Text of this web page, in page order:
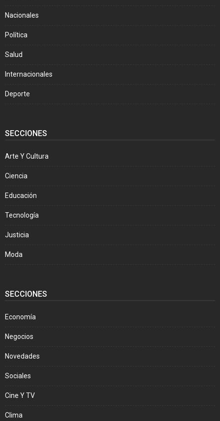
Nacionales
Política
Salud
Internacionales
Deporte
SECCIONES
Arte Y Cultura
Ciencia
Educación
Tecnología
Justicia
Moda
SECCIONES
Economía
Negocios
Novedades
Sociales
Cine Y TV
Clima